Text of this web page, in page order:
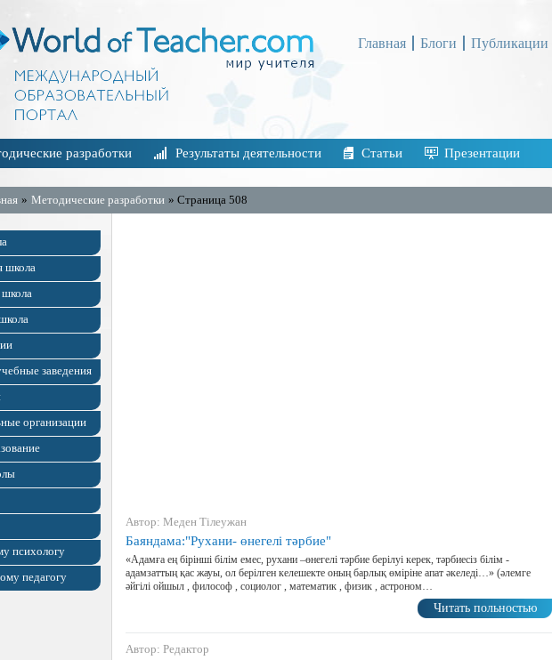
Главная Блоги Публикации
разработки Результаты деятельности Статьи Презентации
» Методические разработки » Страница 508
школа
заведения
организации
психологу
педагогу
Автор: Меден Тілеужан
Баяндама:"Рухани- өнегелі тәрбие"
«Адамға ең бірінші білім емес, рухани –өнегелі тәрбие берілуі керек, тәрбиесіз білім -
адамзаттың қас жауы, ол берілген келешекте оның барлық өміріне апат әкеледі…» (әлемге
әйгілі ойшыл , философ , социолог , математик , физик , астроном…
Читать польностью
Автор: Редактор